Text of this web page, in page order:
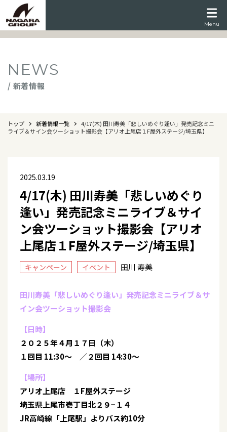
Menu
NEWS
/ 新着情報
トップ 新着情報一覧
4/17(木) 田川寿美「悲しいめぐり逢い」発売記念ミニ
ライブ＆サイン会ツーショット撮影会【アリオ上尾店１F屋外ステージ/埼玉県】
2025.03.19
4/17(木) 田川寿美「悲しいめぐり
逢い」発売記念ミニライブ＆サイ
ン会ツーショット撮影会【アリオ
上尾店１F屋外ステージ/埼玉県】
キャンペーン イベント 田川 寿美
田川寿美「悲しいめぐり逢い」発売記念ミニライブ＆サ
イン会ツーショット撮影会
【日時】
２０２５年４月１７日（木）
１回目 11:30～ ／２回目 14:30～
【場所】
アリオ上尾店 １F屋外ステージ
埼玉県上尾市壱丁目北２９−１４
JR高崎線「上尾駅」よりバス約10分